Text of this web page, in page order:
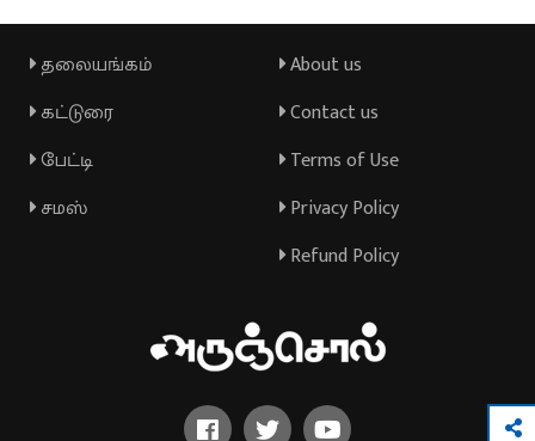
தலையங்கம்
கட்டுரை
பேட்டி
சமஸ்
About us
Contact us
Terms of Use
Privacy Policy
Refund Policy